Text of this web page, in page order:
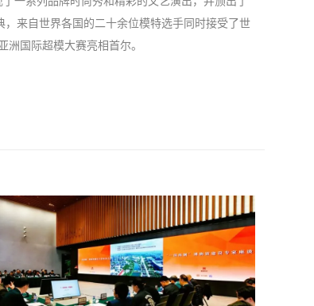
来自世界各国的二十余位模特选手同时接受了世
洲国际超模大赛亮相首尔。